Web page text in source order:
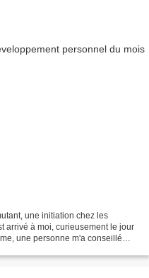
une initiation chez les
arrivé à moi, curieusement le jour
une personne m'a conseillé